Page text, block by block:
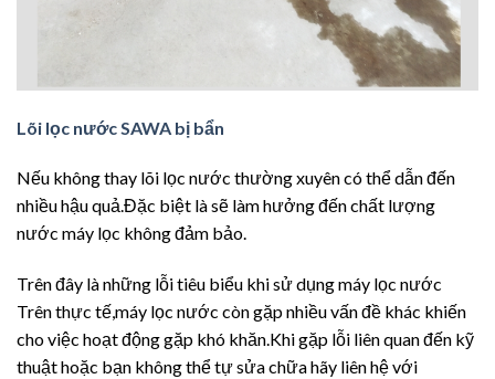
Lõi lọc nước SAWA bị bẩn
Nếu không thay lõi lọc nước thường xuyên có thể dẫn đến
nhiều hậu quả.Đặc biệt là sẽ làm hưởng đến chất lượng
nước máy lọc không đảm bảo.
Trên đây là những lỗi tiêu biểu khi sử dụng máy lọc nước
Trên thực tế,máy lọc nước còn gặp nhiều vấn đề khác khiến
cho việc hoạt động gặp khó khăn.Khi gặp lỗi liên quan đến kỹ
thuật hoặc bạn không thể tự sửa chữa hãy liên hệ với